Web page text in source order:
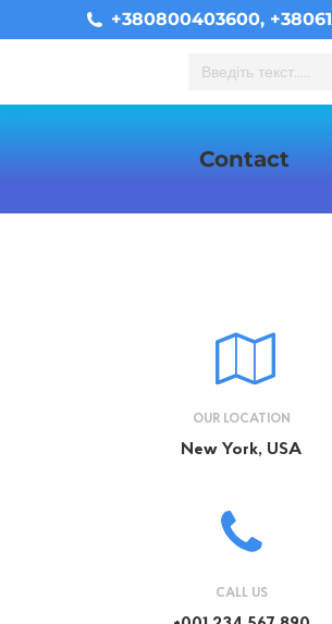
+380800403600,
Search:
Contact
OUR LOCATION
New York, USA
CALL US